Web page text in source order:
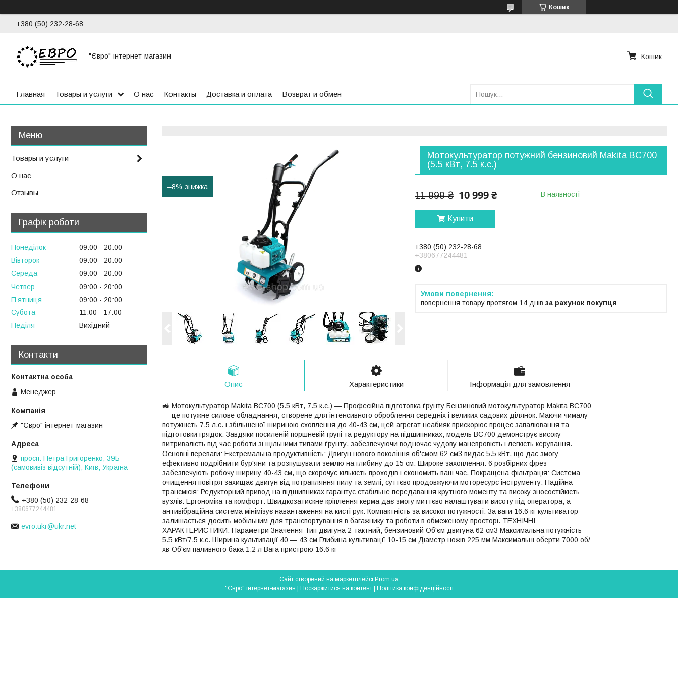
Кошик
+380 (50) 232-28-68
"Євро" інтернет-магазин Кошик
Главная Товары и услуги О нас Контакты Доставка и оплата Возврат и обмен
–8%
Мотокультуратор потужний бензиновий Makita BC700
(5.5 кВт, 7.5 к.с.)
11 999 ₴ 10 999 ₴ В наявності
Купити
+380 (50) 232-28-68
+380677244481
повернення товару протягом 14 днів за рахунок покупця
Опис Характеристики Інформація для замовлення
🚜 Мотокультуратор Makita BC700 (5.5 кВт, 7.5 к.с.) — Професійна підготовка ґрунту Бензиновий мотокультуратор Makita BC700
— це потужне силове обладнання, створене для інтенсивного оброблення середніх і великих садових ділянок. Маючи чималу
потужність 7.5 л.с. і збільшеної шириною схоплення до 40-43 см, цей агрегат неабияк прискорює процес запалювання та
підготовки грядок. Завдяки посиленій поршневій групі та редуктору на підшипниках, модель BC700 демонструє високу
витривалість під час роботи зі щільними типами ґрунту, забезпечуючи водночас чудову маневровість і легкість керування.
Основні переваги: Екстремальна продуктивність: Двигун нового покоління об'ємом 62 см3 видає 5.5 кВт, що дає змогу
ефективно подрібнити бур'яни та розпушувати землю на глибину до 15 см. Широке захоплення: 6 розбірних фрез
забезпечують робочу ширину 40-43 см, що скорочує кількість проходів і економить ваш час. Покращена фільтрація: Система
очищення повітря захищає двигун від потрапляння пилу та землі, суттєво продовжуючи моторесурс інструменту. Надійна
трансмісія: Редукторний привод на підшипниках гарантує стабільне передавання крутного моменту та високу зносостійкість
вузлів. Ергономіка та комфорт: Швидкозатискне кріплення керма дає змогу миттєво налаштувати висоту під оператора, а
антивібраційна система мінімізує навантаження на кисті рук. Компактність за високої потужності: За ваги 16.6 кг культиватор
залишається досить мобільним для транспортування в багажнику та роботи в обмеженому просторі. ТЕХНІЧНІ
ХАРАКТЕРИСТИКИ: Параметри Значення Тип двигуна 2-тактний, бензиновий Об'єм двигуна 62 см3 Максимальна потужність
5.5 кВт/7.5 к.с. Ширина культивації 40 — 43 см Глибина культивації 10-15 см Діаметр ножів 225 мм Максимальні оберти 7000 об/
хв Об'єм паливного бака 1.2 л Вага пристрою 16.6 кг
Товары и услуги
О нас
Отзывы
Графік роботи
Понеділок 09:00
20:00
Вівторок
09:00
20:00
Середа
09:00
20:00
Четвер
09:00
20:00
Пʼятниця
09:00
20:00
Субота
11:00
17:00
Неділя
Вихідний
Контакти
Менеджер
"Євро" інтернет-магазин
просп. Петра Григоренко, 39Б
(самовивіз відсутній), Київ, Україна
+380 (50) 232-28-68
+380677244481
evro.ukr@ukr.net
Сайт створений на маркетплейсі Prom.ua
"Євро" інтернет-магазин | Поскаржитися на контент | Політика конфіденційності